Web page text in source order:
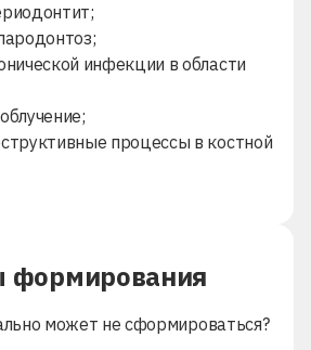
;
инфекции в области
процессы в костной
формирования
может не сформироваться?